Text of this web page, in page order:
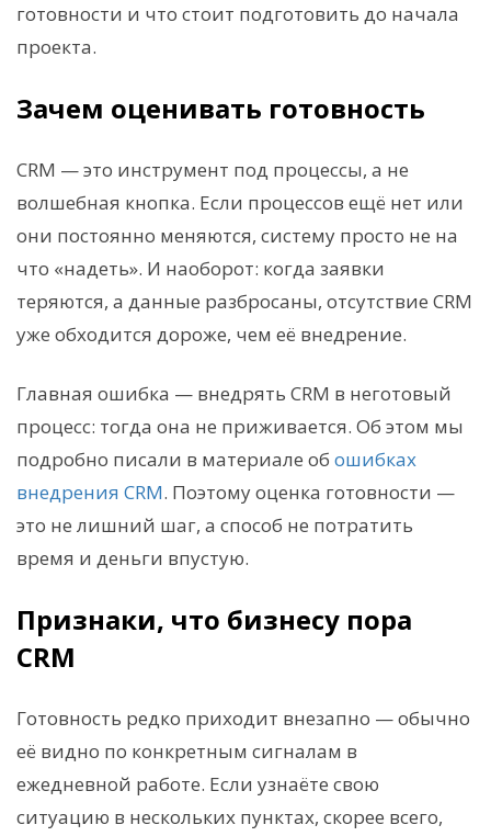
готовности и что стоит подготовить до начала
проекта.
Зачем оценивать готовность
CRM — это инструмент под процессы, а не
волшебная кнопка. Если процессов ещё нет или
они постоянно меняются, систему просто не на
что «надеть». И наоборот: когда заявки
теряются, а данные разбросаны, отсутствие CRM
уже обходится дороже, чем её внедрение.
Главная ошибка — внедрять CRM в неготовый
процесс: тогда она не приживается. Об этом мы
подробно писали в материале об ошибках
внедрения CRM. Поэтому оценка готовности —
это не лишний шаг, а способ не потратить
время и деньги впустую.
Признаки, что бизнесу пора
CRM
Готовность редко приходит внезапно — обычно
её видно по конкретным сигналам в
ежедневной работе. Если узнаёте свою
ситуацию в нескольких пунктах, скорее всего,